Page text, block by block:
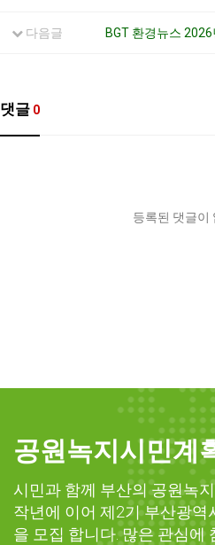
다음글
댓글 0
등록된 댓글이
공원녹지시민계
시민과 함께 부산의 공원녹
작년에 이어 제2기 부산광
을 모집 합니다. 많은 관심에